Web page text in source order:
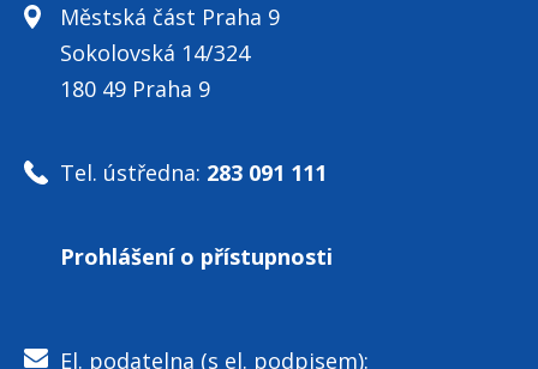
Městská část Praha 9
Sokolovská 14/324
180 49 Praha 9
Tel. ústředna: 283 091 111
Prohlášení o přístupnosti
El. podatelna (s el. podpisem):